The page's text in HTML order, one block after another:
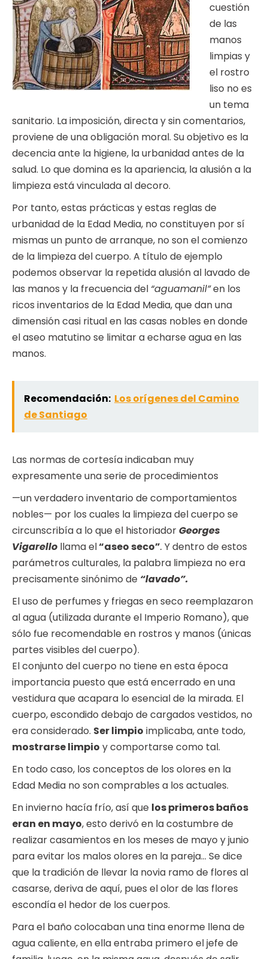
cuestión
de las
manos
limpias y
el rostro
liso no es
un tema
sanitario. La imposición, directa y sin comentarios,
proviene de una obligación moral. Su objetivo es la
decencia ante la higiene, la urbanidad antes de la
salud. Lo que domina es la apariencia, la alusión a la
limpieza está vinculada al decoro.
Por tanto, estas prácticas y estas reglas de
urbanidad de la Edad Media, no constituyen por sí
mismas un punto de arranque, no son el comienzo
de la limpieza del cuerpo. A título de ejemplo
podemos observar la repetida alusión al lavado de
las manos y la frecuencia del “aguamanil”en los
ricos inventarios de la Edad Media, que dan una
dimensión casi ritual en las casas nobles en donde
el aseo matutino se limitar a echarse agua en las
manos.
Recomendación: Los orígenes del Camino
de Santiago
Las normas de cortesía indicaban muy
expresamente una serie de procedimientos
—un verdadero inventario de comportamientos
nobles— por los cuales la limpieza del cuerpo se
circunscribía a lo que el historiadorGeorges
Vigarello llama el“aseo seco”. Y dentro de estos
parámetros culturales, la palabra limpieza no era
precisamente sinónimo de “lavado”.
El uso de perfumes y friegas en seco reemplazaron
al agua (utilizada durante el Imperio Romano), que
sólo fue recomendable en rostros y manos (únicas
partes visibles del cuerpo).
El conjunto del cuerpo no tiene en esta época
importancia puesto que está encerrado en una
vestidura que acapara lo esencial de la mirada. El
cuerpo, escondido debajo de cargados vestidos, no
era considerado. Ser limpio implicaba, ante todo,
mostrarse limpio y comportarse como tal.
En todo caso, los conceptos de los olores en la
Edad Media no son comprables a los actuales.
En invierno hacía frío, así que los primeros baños
eran en mayo, esto derivó en la costumbre de
realizar casamientos en los meses de mayo y junio
para evitar los malos olores en la pareja… Se dice
que la tradición de llevar la novia ramo de flores al
casarse, deriva de aquí, pues el olor de las flores
escondía el hedor de los cuerpos.
Para el baño colocaban una tina enorme llena de
agua caliente, en ella entraba primero el jefe de